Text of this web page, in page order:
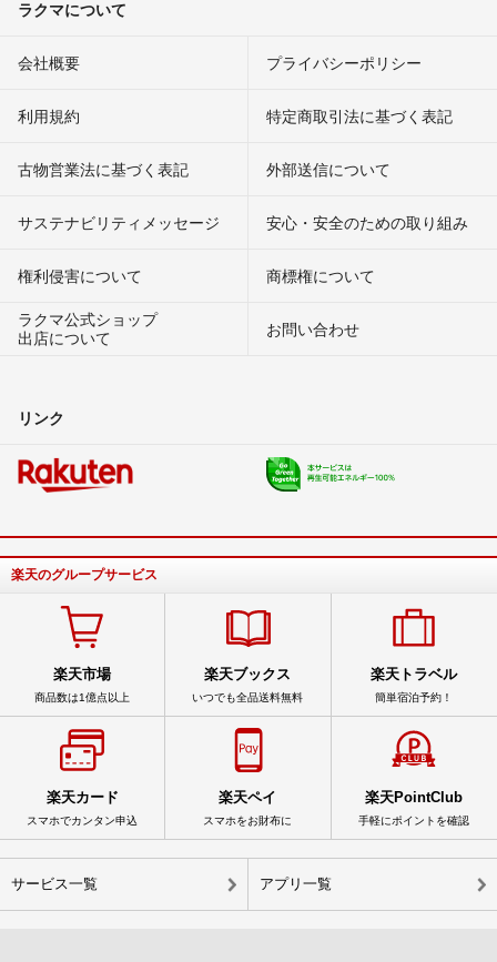
ラクマについて
会社概要 プライバシーポリシー
利用規約 特定商取引法に基づく表記
古物営業法に基づく表記 外部送信について
サステナビリティメッセージ 安心・安全のための取り組み
権利侵害について
商標権について
ラクマ公式ショップ
出店について
お問い合わせ
リンク
楽天のグループサービス
楽天市場
商品数は1億点以上
楽天ブックス
いつでも全品送料無料
楽天トラベル
簡単宿泊予約！
楽天カード
スマホでカンタン申込
楽天ペイ
スマホをお財布に
楽天PointClub
手軽にポイントを確認
サービス一覧 アプリ一覧